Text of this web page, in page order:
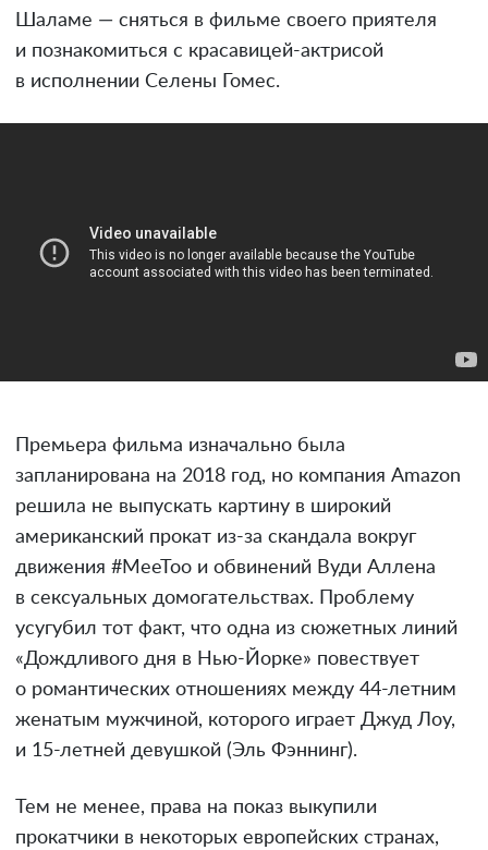
Шаламе — сняться в фильме своего приятеля
и познакомиться с красавицей-актрисой
в исполнении Селены Гомес.
Премьера фильма изначально была
запланирована на 2018 год, но компания Amazon
решила не выпускать картину в широкий
американский прокат из-за скандала вокруг
движения #MeeToo и обвинений Вуди Аллена
в сексуальных домогательствах. Проблему
усугубил тот факт, что одна из сюжетных линий
«Дождливого дня в Нью-Йорке» повествует
о романтических отношениях между 44-летним
женатым мужчиной, которого играет Джуд Лоу,
и 15-летней девушкой (Эль Фэннинг).
Тем не менее, права на показ выкупили
прокатчики в некоторых европейских странах,